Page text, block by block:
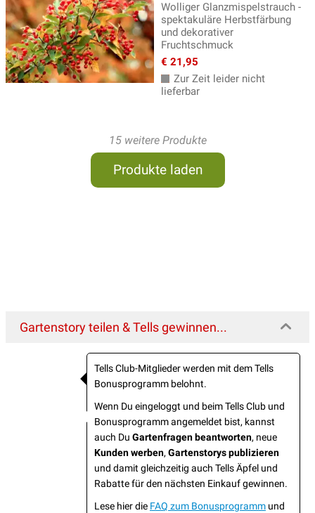
Wolliger Glanzmispelstrauch -
spektakuläre Herbstfärbung
und dekorativer
Fruchtschmuck
€ 21,95
Zur Zeit leider nicht
lieferbar
15 weitere Produkte
Produkte laden
Gartenstory teilen & Tells gewinnen...
Tells Club-Mitglieder werden mit dem Tells
Bonusprogramm belohnt.
Wenn Du eingeloggt und beim Tells Club und
Bonusprogramm angemeldet bist, kannst
auch Du Gartenfragen beantworten, neue
Kunden werben, Gartenstorys publizieren
und damit gleichzeitig auch Tells Äpfel und
Rabatte für den nächsten Einkauf gewinnen.
Lese hier die FAQ zum Bonusprogramm und